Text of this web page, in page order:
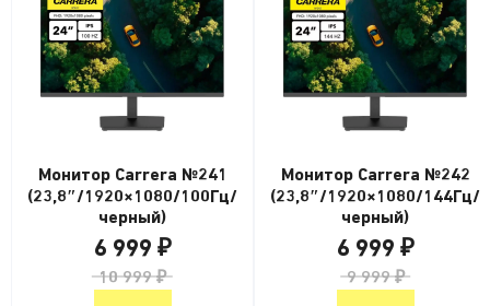
Монитор Carrera №241
(23,8″/1920×1080/100Гц/
черный)
6 999 ₽
10 999 ₽
Монитор Carrera №242
(23,8″/1920×1080/144Гц/
черный)
6 999 ₽
9 999 ₽